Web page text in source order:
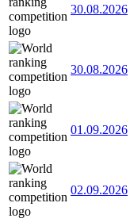
30.08.2026
30.08.2026
01.09.2026
02.09.2026